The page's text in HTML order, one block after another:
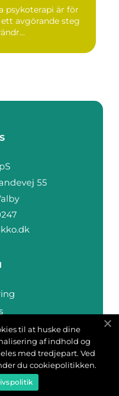
psykoterapi är för
avgörande steg
til at huske dine
af indhold og
med tredjepart. Ved
du cookiepolitikken.